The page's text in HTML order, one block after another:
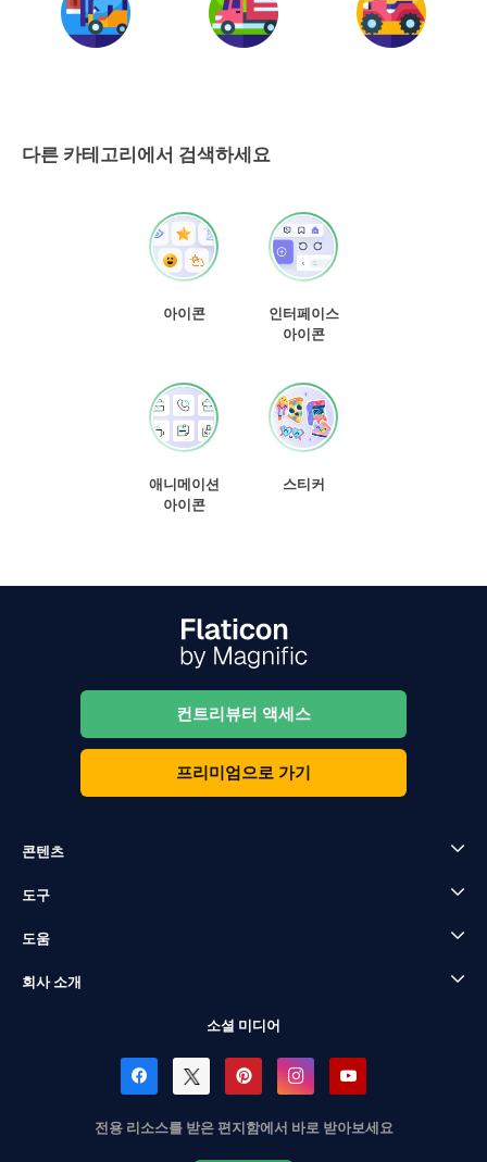
다른 카테고리에서 검색하세요
아이콘
인터페이스
아이콘
애니메이션
아이콘
스티커
컨트리뷰터 액세스
프리미엄으로 가기
콘텐츠
도구
도움
회사 소개
소셜 미디어
전용 리소스를 받은 편지함에서 바로 받아보세요